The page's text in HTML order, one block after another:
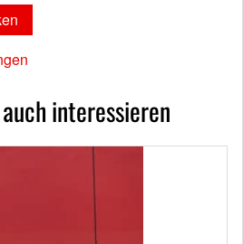
interessieren